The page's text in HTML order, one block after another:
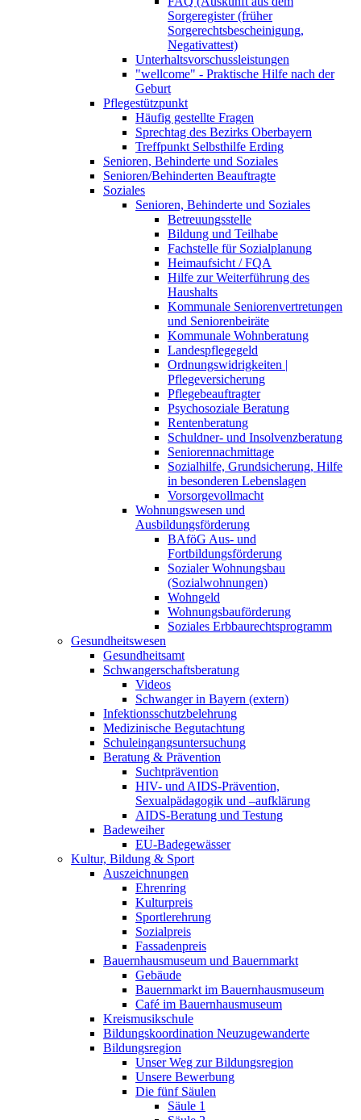
Sorgeregister (früher
Sorgerechtsbescheinigung,
Negativattest)
Unterhaltsvorschussleistungen
"wellcome" - Praktische Hilfe nach der
Geburt
Pflegestützpunkt
Häufig gestellte Fragen
Sprechtag des Bezirks Oberbayern
Treffpunkt Selbsthilfe Erding
Senioren, Behinderte und Soziales
Senioren/Behinderten Beauftragte
Soziales
Senioren, Behinderte und Soziales
Betreuungsstelle
Bildung und Teilhabe
Fachstelle für Sozialplanung
Heimaufsicht / FQA
Hilfe zur Weiterführung des
Haushalts
Kommunale Seniorenvertretungen
und Seniorenbeiräte
Kommunale Wohnberatung
Landespflegegeld
Ordnungswidrigkeiten |
Pflegeversicherung
Pflegebeauftragter
Psychosoziale Beratung
Rentenberatung
Schuldner- und Insolvenzberatung
Seniorennachmittage
Sozialhilfe, Grundsicherung, Hilfe
in besonderen Lebenslagen
Vorsorgevollmacht
Wohnungswesen und
Ausbildungsförderung
BAföG Aus- und
Fortbildungsförderung
Sozialer Wohnungsbau
(Sozialwohnungen)
Wohngeld
Wohnungsbauförderung
Soziales Erbbaurechtsprogramm
Gesundheitswesen
Gesundheitsamt
Schwangerschaftsberatung
Videos
Schwanger in Bayern (extern)
Infektionsschutzbelehrung
Medizinische Begutachtung
Schuleingangsuntersuchung
Beratung & Prävention
Suchtprävention
HIV- und AIDS-Prävention,
Sexualpädagogik und –aufklärung
AIDS-Beratung und Testung
Badeweiher
EU-Badegewässer
Kultur, Bildung & Sport
Auszeichnungen
Ehrenring
Kulturpreis
Sportlerehrung
Sozialpreis
Fassadenpreis
Bauernhausmuseum und Bauernmarkt
Gebäude
Bauernmarkt im Bauernhausmuseum
Café im Bauernhausmuseum
Kreismusikschule
Bildungskoordination Neuzugewanderte
Bildungsregion
Unser Weg zur Bildungsregion
Unsere Bewerbung
Die fünf Säulen
Säule 1